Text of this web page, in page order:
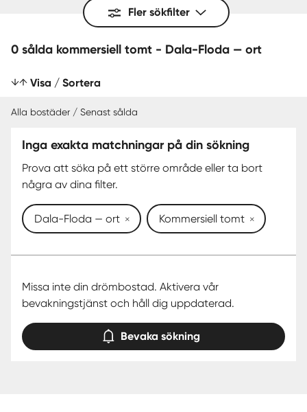
Fler sökfilter
0 sålda kommersiell tomt - Dala-Floda — ort
Visa / Sortera
SENAST SÅLDA
Alla bostäder / Senast sålda
Inga exakta matchningar på din sökning
Prova att söka på ett större område eller ta bort
några av dina filter.
Dala-Floda — ort Kommersiell tomt
Missa inte din drömbostad. Aktivera vår
bevakningstjänst och håll dig uppdaterad.
Bevaka sökning